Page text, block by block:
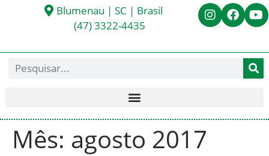
Blumenau | SC | Brasil
(47) 3322-4435
Mês: agosto 2017